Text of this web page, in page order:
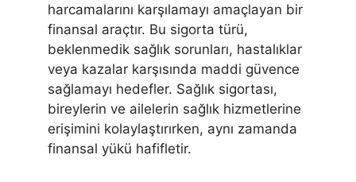
harcamalarını karşılamayı amaçlayan bir
finansal araçtır. Bu sigorta türü,
beklenmedik sağlık sorunları, hastalıklar
veya kazalar karşısında maddi güvence
sağlamayı hedefler. Sağlık sigortası,
bireylerin ve ailelerin sağlık hizmetlerine
erişimini kolaylaştırırken, aynı zamanda
finansal yükü hafifletir.